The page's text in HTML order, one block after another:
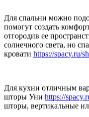
Для спальни можно
помогут создать
отгородив ее
солнечного света, но
кровати https://spacy.ru/
Для кухни отличным
шторы Уни https://
шторы, вертикальные